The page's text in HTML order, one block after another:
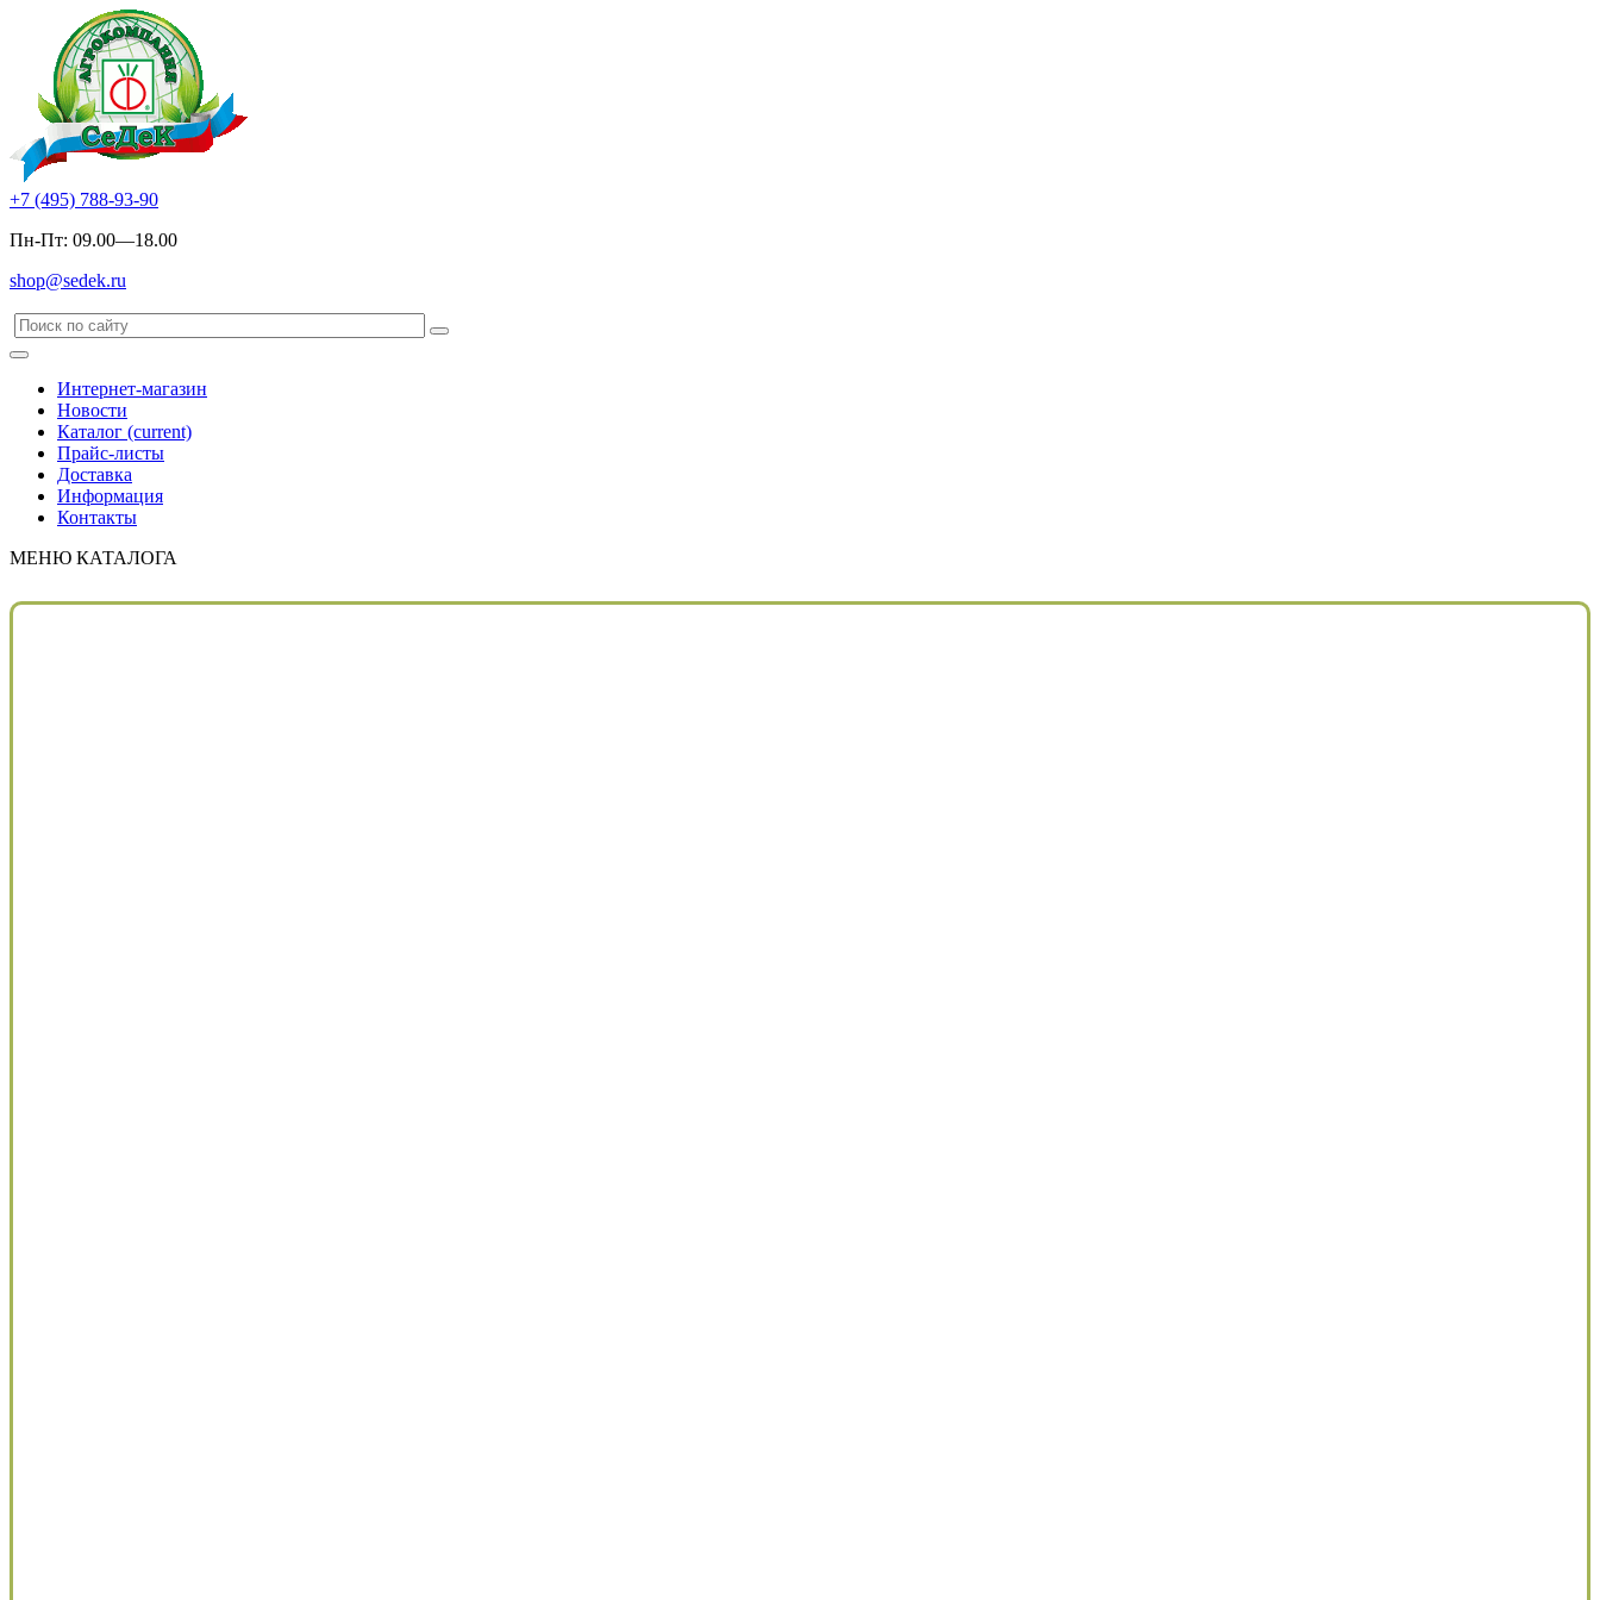
+7 (495) 788-93-90
Пн-Пт: 09.00—18.00
shop@sedek.ru
Интернет-магазин
Новости
Каталог (current)
Прайс-листы
Доставка
Информация
Контакты
МЕНЮ КАТАЛОГА